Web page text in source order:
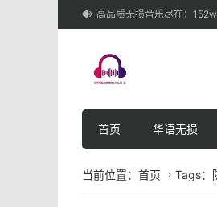
 高品质无损音乐尽在：
首页 华语无损
当前位置： 首页  Tags：